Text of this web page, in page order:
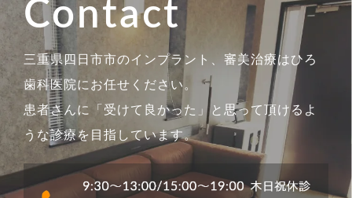
Contact
三重県四日市市のインプラント、審美治療はひろ
歯科医院にお任せください。
患者さんに「受けて良かった」と思って頂けるよ
うな診療を目指しています。